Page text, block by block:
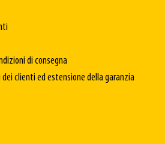
di consegna
dei clienti ed estensione della garanzia